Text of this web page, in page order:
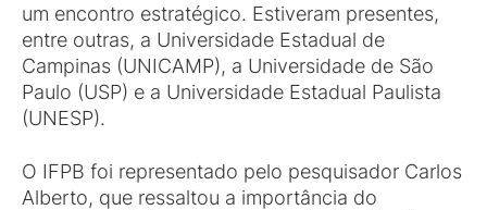
um encontro estratégico. Estiveram presentes,
entre outras, a Universidade Estadual de
Campinas (UNICAMP), a Universidade de São
Paulo (USP) e a Universidade Estadual Paulista
(UNESP).
O IFPB foi representado pelo pesquisador Carlos
Alberto, que ressaltou a importância do